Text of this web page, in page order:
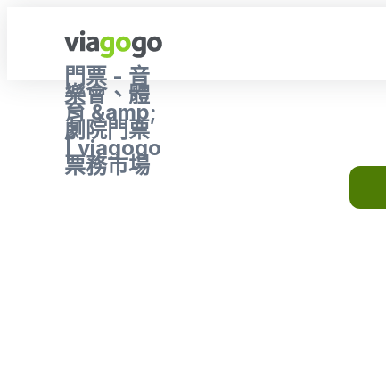
門票 - 音
樂會、體
育 &amp;
劇院門票
| viagogo
票務市場